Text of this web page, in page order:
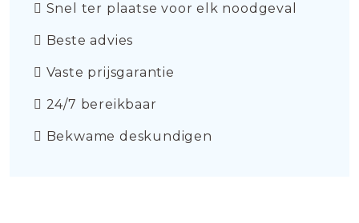
Snel ter plaatse voor elk noodgeval
Beste advies
Vaste prijsgarantie
24/7 bereikbaar
Bekwame deskundigen